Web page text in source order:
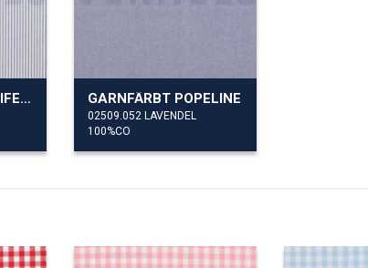
GARNFÄRBT STREIFEN 3MM GARNFÄRBT POPELINE
02509.052 LAVENDEL
100%CO